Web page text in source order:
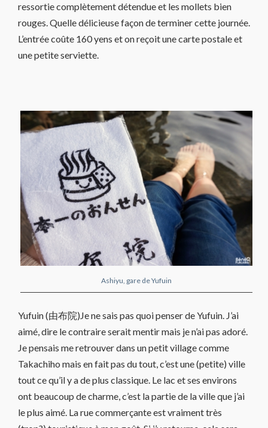
ressortie complètement détendue et les mollets bien
rouges. Quelle délicieuse façon de terminer cette journée.
L’entrée coûte 160 yens et on reçoit une carte postale et
une petite serviette.
Ashiyu, gare de Yufuin
Yufuin (由布院)Je ne sais pas quoi penser de Yufuin. J’ai
aimé, dire le contraire serait mentir mais je n’ai pas adoré.
Je pensais me retrouver dans un petit village comme
Takachiho mais en fait pas du tout, c’est une (petite) ville
tout ce qu’il y a de plus classique. Le lac et ses environs
ont beaucoup de charme, c’est la partie de la ville que j’ai
le plus aimé. La rue commerçante est vraiment très